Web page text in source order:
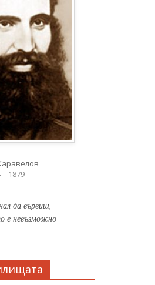
– 1879
да вървиш,
е невъзможно